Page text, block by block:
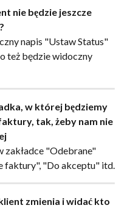
nie będzie jeszcze
napis "Ustaw Status"
też będzie widoczny
w której będziemy
tak, żeby nam nie
zakładce "Odebrane"
faktury", "Do akceptu" itd.
zmienia i widać kto